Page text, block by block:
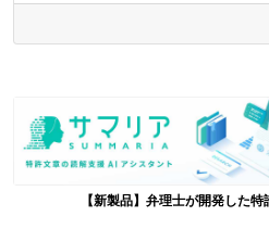
【新製品】弁理士が開発した